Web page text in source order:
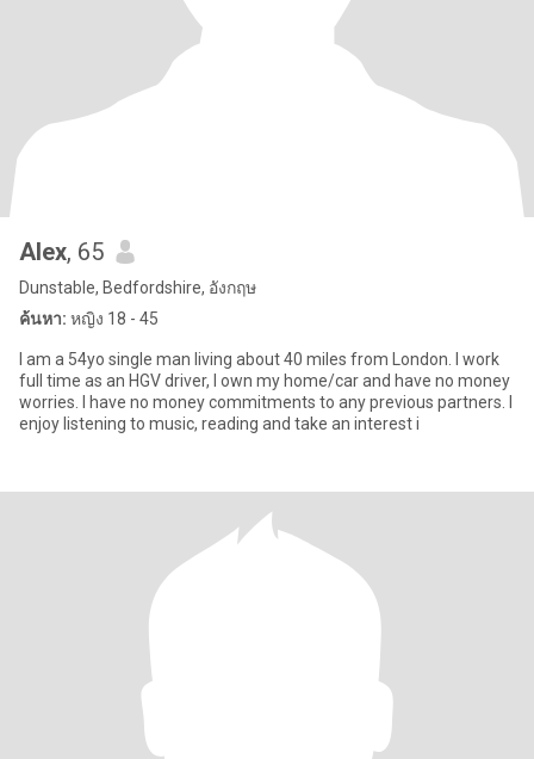
Alex, 65
Dunstable, Bedfordshire, อังกฤษ
ค้นหา: หญิง 18 - 45
I am a 54yo single man living about 40 miles from London. I work
full time as an HGV driver, I own my home/car and have no money
worries. I have no money commitments to any previous partners. I
enjoy listening to music, reading and take an interest i